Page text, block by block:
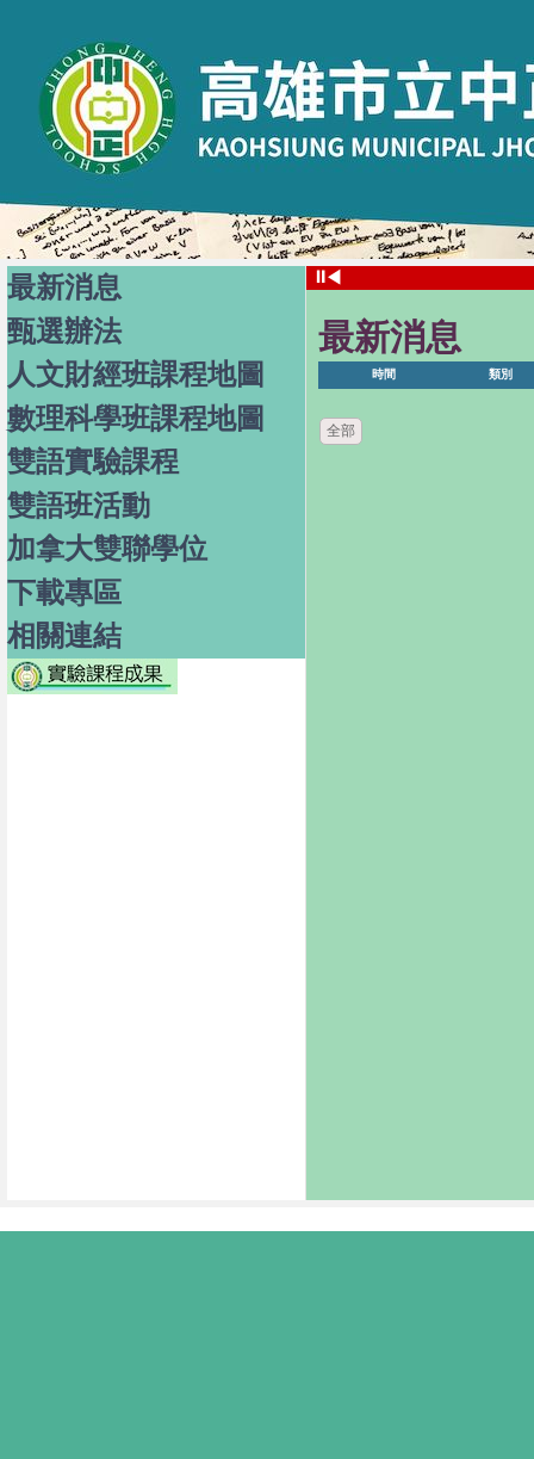
最新消息
甄選辦法
人文財經班課程地圖
數理科學班課程地圖
雙語實驗課程
雙語班活動
加拿大雙聯學位
下載專區
相關連結
⏸◀
最新消息
時間 類別
全部